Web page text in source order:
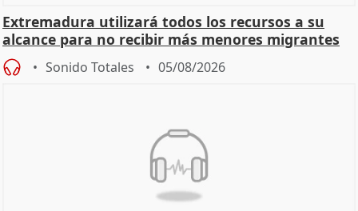
Extremadura utilizará todos los recursos a su
alcance para no recibir más menores migrantes
Sonido Totales 05/08/2026